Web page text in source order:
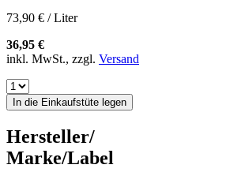
73,90 € / Liter
36,95 €
inkl. MwSt., zzgl. Versand
In die Einkaufstüte legen
Hersteller/
Marke/Label